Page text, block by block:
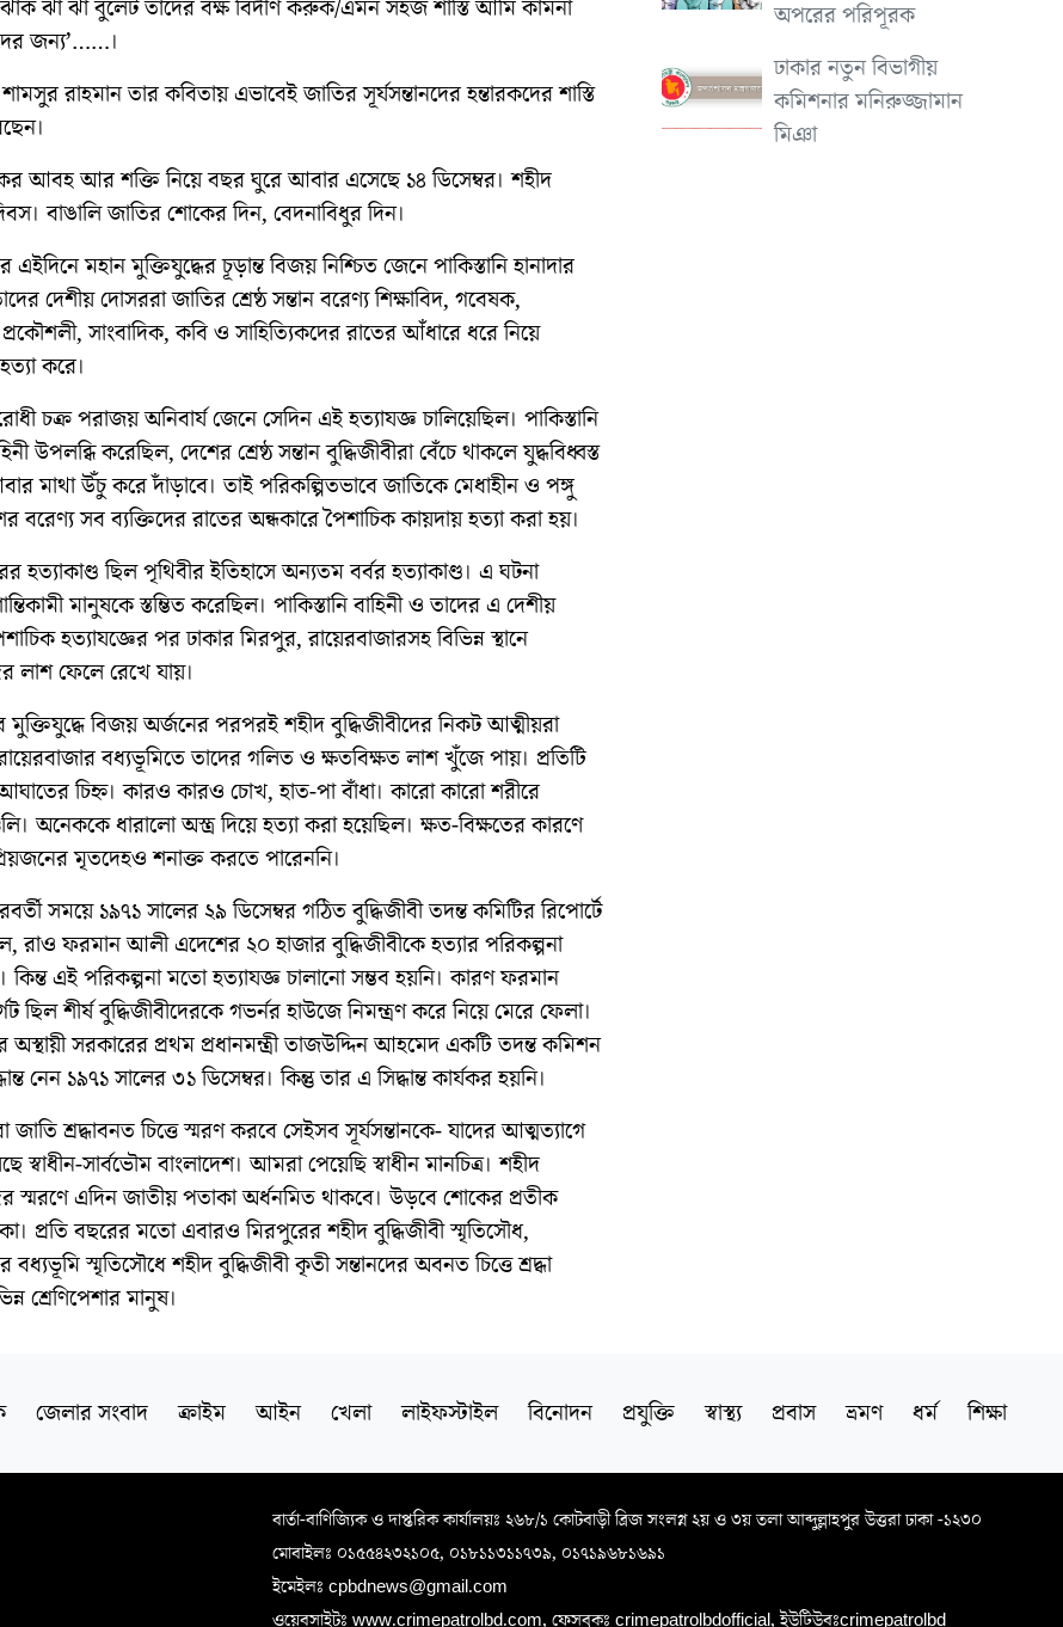
ঝাঁ ঝাঁ বুলেট তাদের বক্ষ বিদীর্ণ করুক/এমন সহজ শাস্তি আমি কামনা
জন্য’……।
রাহমান তার কবিতায় এভাবেই জাতির সূর্যসন্তানদের হন্তারকদের শাস্তি
আবহ আর শক্তি নিয়ে বছর ঘুরে আবার এসেছে ১৪ ডিসেম্বর। শহীদ
বাঙালি জাতির শোকের দিন, বেদনাবিধুর দিন।
এইদিনে মহান মুক্তিযুদ্ধের চূড়ান্ত বিজয় নিশ্চিত জেনে পাকিস্তানি হানাদার
দেশীয় দোসররা জাতির শ্রেষ্ঠ সন্তান বরেণ্য শিক্ষাবিদ, গবেষক,
সাংবাদিক, কবি ও সাহিত্যিকদের রাতের আঁধারে ধরে নিয়ে
করে।
চক্র পরাজয় অনিবার্য জেনে সেদিন এই হত্যাযজ্ঞ চালিয়েছিল। পাকিস্তানি
উপলব্ধি করেছিল, দেশের শ্রেষ্ঠ সন্তান বুদ্ধিজীবীরা বেঁচে থাকলে যুদ্ধবিধ্বস্ত
মাথা উঁচু করে দাঁড়াবে। তাই পরিকল্পিতভাবে জাতিকে মেধাহীন ও পঙ্গু
বরেণ্য সব ব্যক্তিদের রাতের অন্ধকারে পৈশাচিক কায়দায় হত্যা করা হয়।
হত্যাকাণ্ড ছিল পৃথিবীর ইতিহাসে অন্যতম বর্বর হত্যাকাণ্ড। এ ঘটনা
মানুষকে স্তম্ভিত করেছিল। পাকিস্তানি বাহিনী ও তাদের এ দেশীয়
হত্যাযজ্ঞের পর ঢাকার মিরপুর, রায়েরবাজারসহ বিভিন্ন স্থানে
লাশ ফেলে রেখে যায়।
মুক্তিযুদ্ধে বিজয় অর্জনের পরপরই শহীদ বুদ্ধিজীবীদের নিকট আত্মীয়রা
বধ্যভূমিতে তাদের গলিত ও ক্ষতবিক্ষত লাশ খুঁজে পায়। প্রতিটি
চিহ্ন। কারও কারও চোখ, হাত-পা বাঁধা। কারো কারো শরীরে
অনেককে ধারালো অস্ত্র দিয়ে হত্যা করা হয়েছিল। ক্ষত-বিক্ষতের কারণে
মৃতদেহও শনাক্ত করতে পারেননি।
সময়ে ১৯৭১ সালের ২৯ ডিসেম্বর গঠিত বুদ্ধিজীবী তদন্ত কমিটির রিপোর্টে
রাও ফরমান আলী এদেশের ২০ হাজার বুদ্ধিজীবীকে হত্যার পরিকল্পনা
কিন্ত এই পরিকল্পনা মতো হত্যাযজ্ঞ চালানো সম্ভব হয়নি। কারণ ফরমান
ছিল শীর্ষ বুদ্ধিজীবীদেরকে গভর্নর হাউজে নিমন্ত্রণ করে নিয়ে মেরে ফেলা।
অস্থায়ী সরকারের প্রথম প্রধানমন্ত্রী তাজউদ্দিন আহমেদ একটি তদন্ত কমিশন
নেন ১৯৭১ সালের ৩১ ডিসেম্বর। কিন্তু তার এ সিদ্ধান্ত কার্যকর হয়নি।
শ্রদ্ধাবনত চিত্তে স্মরণ করবে সেইসব সূর্যসন্তানকে- যাদের আত্মত্যাগে
স্বাধীন-সার্বভৌম বাংলাদেশ। আমরা পেয়েছি স্বাধীন মানচিত্র। শহীদ
স্মরণে এদিন জাতীয় পতাকা অর্ধনমিত থাকবে। উড়বে শোকের প্রতীক
প্রতি বছরের মতো এবারও মিরপুরের শহীদ বুদ্ধিজীবী স্মৃতিসৌধ,
বধ্যভূমি স্মৃতিসৌধে শহীদ বুদ্ধিজীবী কৃতী সন্তানদের অবনত চিত্তে শ্রদ্ধা
শ্রেণিপেশার মানুষ।
অপরের পরিপূরক
ঢাকার নতুন বিভাগীয়
কমিশনার মনিরুজ্জামান
মিঞা
জেলার সংবাদ ক্রাইম আইন খেলা লাইফস্টাইল বিনোদন প্রযুক্তি স্বাস্থ্য প্রবাস ভ্রমণ ধর্ম শিক্ষা
বার্তা-বাণিজ্যিক ও দাপ্তরিক কার্যালয়ঃ ২৬৮/১ কোটবাড়ী ব্রিজ সংলগ্ন ২য় ও ৩য় তলা আব্দুল্লাহপুর উত্তরা ঢাকা -১২৩০
মোবাইলঃ ০১৫৫৪২৩২১০৫, ০১৮১১৩১১৭৩৯, ০১৭১৯৬৮১৬৯১
ইমেইলঃ cpbdnews@gmail.com
ওয়েবসাইটঃ www.crimepatrolbd.com, ফেসবুকঃ crimepatrolbdofficial, ইউটিউবঃcrimepatrolbd